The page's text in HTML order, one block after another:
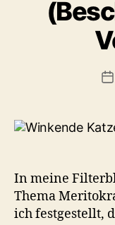
In meine
Thema
ich festgestellt,